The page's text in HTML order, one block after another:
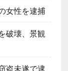
女性を逮捕
破壊、景観
盗未遂で逮